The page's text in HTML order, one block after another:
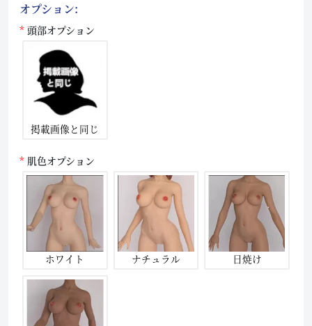
オプション:
頭部オプション
掲載画像と同じ
肌色オプション
ホワイト ナチュラル 日焼け